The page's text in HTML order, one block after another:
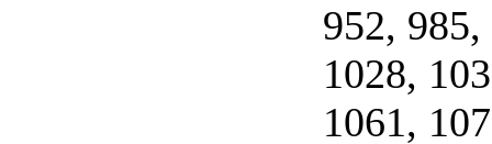
952,
1028,
1061,